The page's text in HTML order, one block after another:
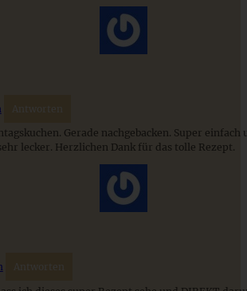
Antworten
Gerade nachgebacken. Super einfach
lecker. Herzlichen Dank für das tolle Rezept.
Antworten